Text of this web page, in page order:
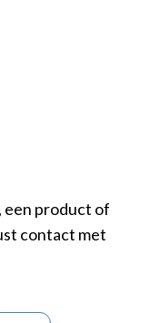
een product of
contact met